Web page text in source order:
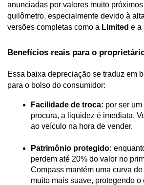
anunciadas por valores muito
quilômetro, especialmente devido à
versões completas como a Limited e a
Benefícios reais para o
Essa baixa depreciação se traduz em
para o bolso do consumidor:
Facilidade de troca: por ser
procura, a liquidez é imediata.
ao veículo na hora de vender.
Patrimônio protegido:
perdem até 20% do valor no
Compass mantém uma curva
muito mais suave, protegendo o